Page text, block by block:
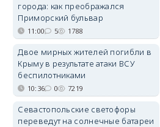
города: как преображался
Приморский бульвар
11:00 5 1788
Двое мирных жителей погибли в
Крыму в результате атаки ВСУ
беспилотниками
10:36 0 7219
Севастопольские светофоры
переведут на солнечные батареи